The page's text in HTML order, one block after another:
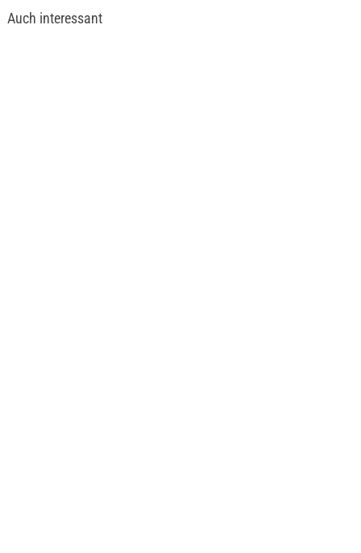
Auch interessant